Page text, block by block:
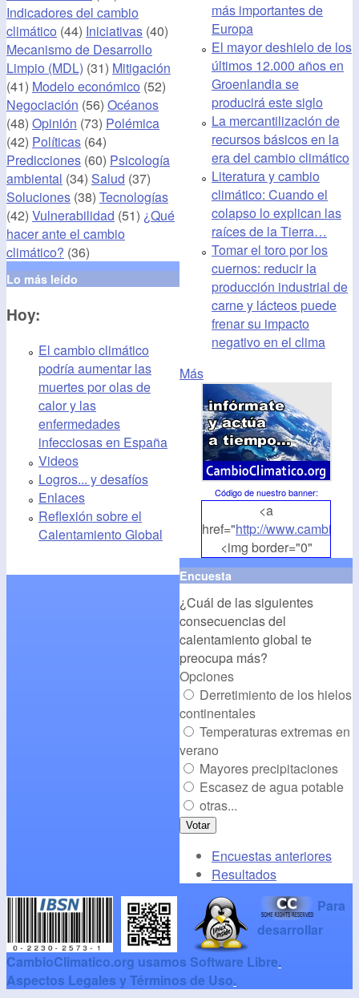
Indicadores del cambio
climático (44) Iniciativas (40)
Mecanismo de Desarrollo
Limpio (MDL) (31) Mitigación
(41) Modelo económico (52)
Negociación (56) Océanos
(48) Opinión (73) Polémica
(42) Políticas (64)
Predicciones (60) Psicología
ambiental (34) Salud (37)
Soluciones (38) Tecnologías
(42) Vulnerabilidad (51) ¿Qué
hacer ante el cambio
climático? (36)
Lo más leído
Hoy:
El cambio climático
podría aumentar las
muertes por olas de
calor y las
enfermedades
infecciosas en España
Videos
Logros... y desafíos
Enlaces
Reflexión sobre el
Calentamiento Global
más importantes de
Europa
El mayor deshielo de los
últimos 12.000 años en
Groenlandia se
producirá este siglo
La mercantilización de
recursos básicos en la
era del cambio climático
Literatura y cambio
climático: Cuando el
colapso lo explican las
raíces de la Tierra…
Tomar el toro por los
cuernos: reducir la
producción industrial de
carne y lácteos puede
frenar su impacto
negativo en el clima
Más
Código de nuestro banner:
<a
href="http://
<img border="0"
align="middle"
src="http://
alt="CambioClimatico.org"
/></a>
Encuesta
¿Cuál de las siguientes
consecuencias del
calentamiento global te
preocupa más?
Opciones
Derretimiento de los hielos
continentales
Temperaturas extremas en
verano
Mayores precipitaciones
Escasez de agua potable
otras...
Encuestas anteriores
Resultados
Para
desarrollar
CambioClimatico.org usamos Software Libre.
Aspectos Legales y Términos de Uso.